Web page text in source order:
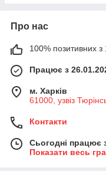
Про нас
100% позитивних з
Працює з
м. Харків
61000, узвіз
Контакти
Сьогодні працює
Показати весь